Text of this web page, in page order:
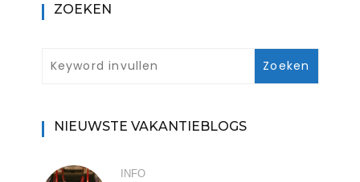
ZOEKEN
NIEUWSTE VAKANTIEBLOGS
INFO